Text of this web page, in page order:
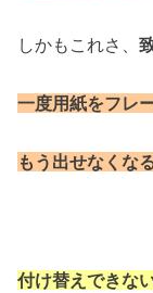
しかもこれさ、
一度用紙をフレ
もう出せなくな
付け替えできな